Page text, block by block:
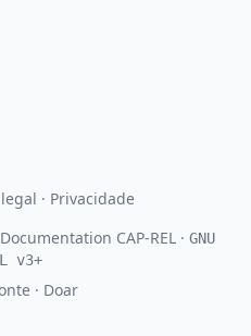
· Privacidade
CAP-REL · GNU
v3+
· Doar